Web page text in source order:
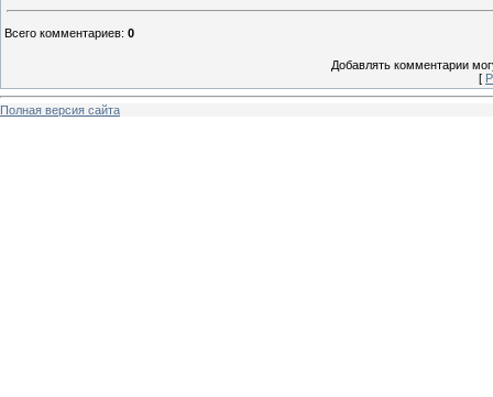
Всего комментариев: 0
Добавлять комментарии
[
Полная версия сайта